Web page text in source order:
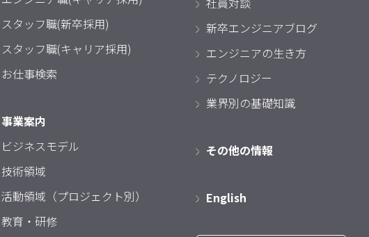
スタッフ職(新卒採用)
スタッフ職(キャリア採用)
お仕事検索
事業案内
ビジネスモデル
技術領域
活動領域（プロジェクト別）
教育・研修
新卒エンジニアブログ
エンジニアの生き方
テクノロジー
業界別の基礎知識
その他の情報
English